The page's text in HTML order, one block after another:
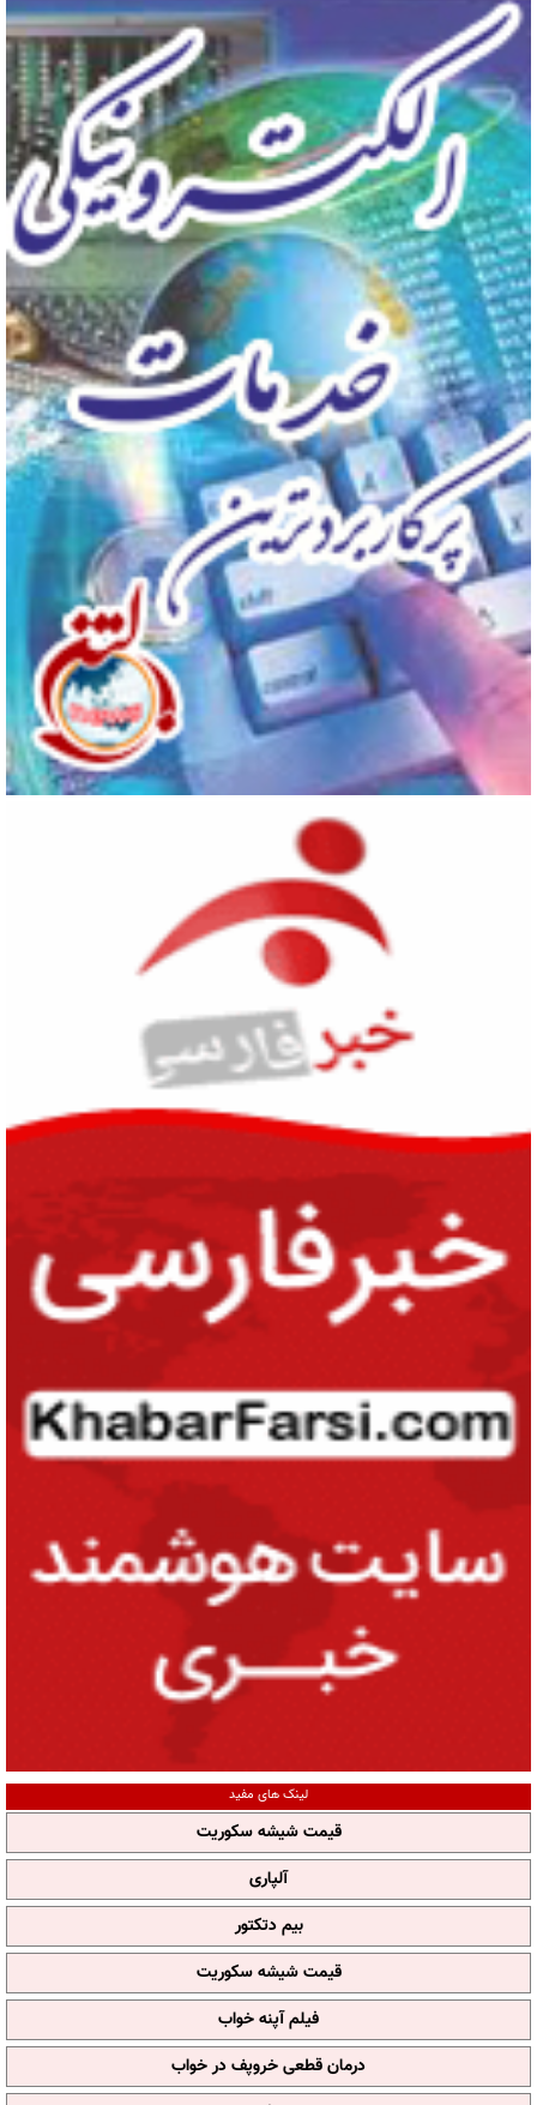
لینک های مفید
قیمت شیشه سکوریت
آلپاری
بیم دتکتور
قیمت شیشه سکوریت
فیلم آپنه خواب
درمان قطعی خروپف در خواب